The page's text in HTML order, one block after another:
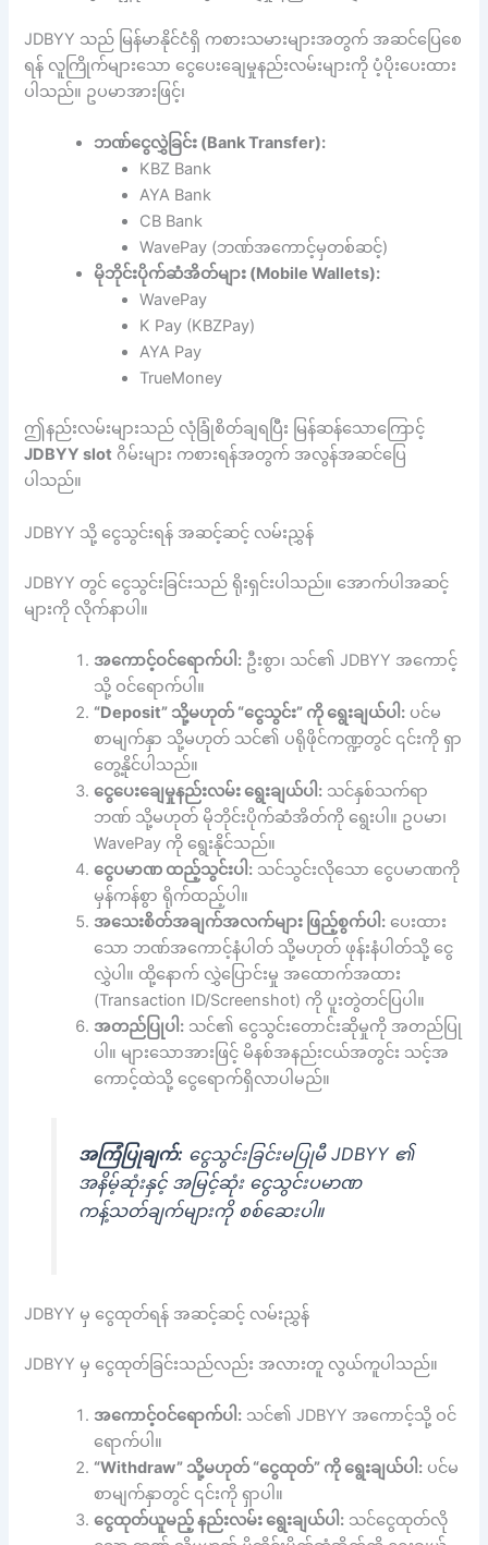
JDBYY သည် မြန်မာနိုင်ငံရှိ ကစားသမားများအတွက် အဆင်ပြေစေ
ရန် လူကြိုက်များသော ငွေပေးချေမှုနည်းလမ်းများကို ပံ့ပိုးပေးထား
ပါသည်။ ဥပမာအားဖြင့်၊
ဘဏ်ငွေလွှဲခြင်း (Bank Transfer):
KBZ Bank
AYA Bank
CB Bank
WavePay (ဘဏ်အကောင့်မှတစ်ဆင့်)
မိုဘိုင်းပိုက်ဆံအိတ်များ (Mobile Wallets):
WavePay
K Pay (KBZPay)
AYA Pay
TrueMoney
ဤနည်းလမ်းများသည် လုံခြုံစိတ်ချရပြီး မြန်ဆန်သောကြောင့်
JDBYY slot ဂိမ်းများ ကစားရန်အတွက် အလွန်အဆင်ပြေ
ပါသည်။
JDBYY သို့ ငွေသွင်းရန် အဆင့်ဆင့် လမ်းညွှန်
JDBYY တွင် ငွေသွင်းခြင်းသည် ရိုးရှင်းပါသည်။ အောက်ပါအဆင့်
များကို လိုက်နာပါ။
အကောင့်ဝင်ရောက်ပါ: ဦးစွာ၊ သင်၏ JDBYY အကောင့်
သို့ ဝင်ရောက်ပါ။
“Deposit” သို့မဟုတ် “ငွေသွင်း” ကို ရွေးချယ်ပါ: ပင်မ
စာမျက်နှာ သို့မဟုတ် သင်၏ ပရိုဖိုင်ကဏ္ဍတွင် ၎င်းကို ရှာ
တွေ့နိုင်ပါသည်။
ငွေပေးချေမှုနည်းလမ်း ရွေးချယ်ပါ: သင်နှစ်သက်ရာ
ဘဏ် သို့မဟုတ် မိုဘိုင်းပိုက်ဆံအိတ်ကို ရွေးပါ။ ဥပမာ၊
WavePay ကို ရွေးနိုင်သည်။
ငွေပမာဏ ထည့်သွင်းပါ: သင်သွင်းလိုသော ငွေပမာဏကို
မှန်ကန်စွာ ရိုက်ထည့်ပါ။
အသေးစိတ်အချက်အလက်များ ဖြည့်စွက်ပါ: ပေးထား
သော ဘဏ်အကောင့်နံပါတ် သို့မဟုတ် ဖုန်းနံပါတ်သို့ ငွေ
လွှဲပါ။ ထို့နောက် လွှဲပြောင်းမှု အထောက်အထား
(Transaction ID/Screenshot) ကို ပူးတွဲတင်ပြပါ။
အတည်ပြုပါ: သင်၏ ငွေသွင်းတောင်းဆိုမှုကို အတည်ပြု
ပါ။ များသောအားဖြင့် မိနစ်အနည်းငယ်အတွင်း သင့်အ
ကောင့်ထဲသို့ ငွေရောက်ရှိလာပါမည်။
အကြံပြုချက်:ငွေသွင်းခြင်းမပြုမီ JDBYY ၏
အနိမ့်ဆုံးနှင့် အမြင့်ဆုံး ငွေသွင်းပမာဏ
ကန့်သတ်ချက်များကို စစ်ဆေးပါ။
JDBYY မှ ငွေထုတ်ရန် အဆင့်ဆင့် လမ်းညွှန်
JDBYY မှ ငွေထုတ်ခြင်းသည်လည်း အလားတူ လွယ်ကူပါသည်။
အကောင့်ဝင်ရောက်ပါ: သင်၏ JDBYY အကောင့်သို့ ဝင်
ရောက်ပါ။
“Withdraw” သို့မဟုတ် “ငွေထုတ်” ကို ရွေးချယ်ပါ: ပင်မ
စာမျက်နှာတွင် ၎င်းကို ရှာပါ။
ငွေထုတ်ယူမည့် နည်းလမ်း ရွေးချယ်ပါ: သင်ငွေထုတ်လို